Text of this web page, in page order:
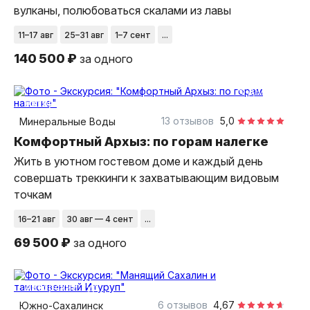
вулканы, полюбоваться скалами из лавы
11–17 авг 25–31 авг 1–7 сент ...
140 500 ₽ за одного
6 дней
авторский тур
Минеральные Воды
5,0
13 отзывов
Комфортный Архыз: по горам налегке
Жить в уютном гостевом доме и каждый день
совершать треккинги к захватывающим видовым
точкам
16–21 авг 30 авг — 4 сент ...
69 500 ₽ за одного
авторский тур
Южно-Сахалинск
4,67
6 отзывов